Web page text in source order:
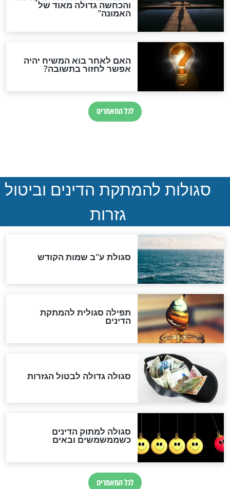
הותר לפרסום: לוחמי מילואים
נהרגו בדרום לבנון
ההסכם החשאי של טראמפ
סימני שאלה
שורדת השואה שחוגגת 100:
"מודה לקב"ה על כל השנים"
אחרית הימים
האם אפשר לחשב את הקץ?
מה יהיה בימות המשיח?